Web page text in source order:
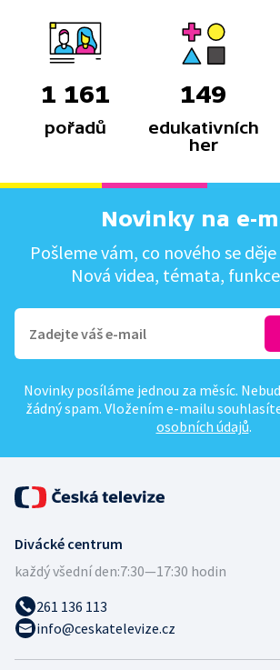
1 161
pořadů
149
edukativních
her
Novinky na e-
Pošleme vám, co nového se
Nová videa, témata,
Novinky posíláme jednou za měsíc.
žádný spam. Vložením e-mailu
osobních údajů.